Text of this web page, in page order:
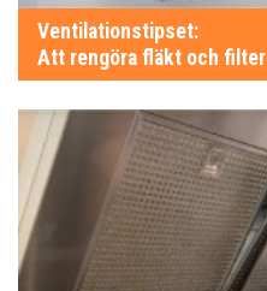
Ventilationstipset:
Att rengöra fläkt och filter